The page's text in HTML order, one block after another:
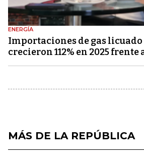
ENERGÍA
Importaciones de gas
crecieron 112% en 2025 frente
MÁS DE LA REPÚBLICA